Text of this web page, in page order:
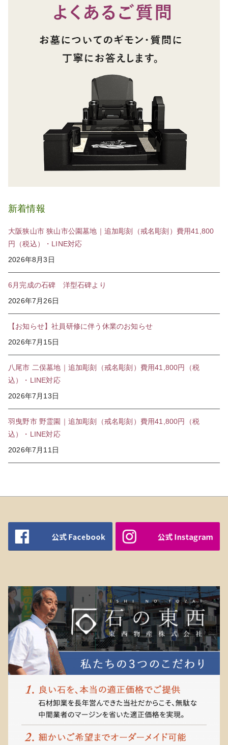
新着情報
大阪狭山市 狭山市公園墓地｜追加彫刻（戒名彫刻）費用41,800
円（税込）・LINE対応
2026年8月3日
6月完成の石碑 洋型石碑より
2026年7月26日
【お知らせ】社員研修に伴う休業のお知らせ
2026年7月15日
八尾市 二俣墓地｜追加彫刻（戒名彫刻）費用41,800円（税
込）・LINE対応
2026年7月13日
羽曳野市 野霊園｜追加彫刻（戒名彫刻）費用41,800円（税
込）・LINE対応
2026年7月11日